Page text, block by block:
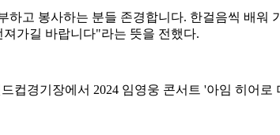
고 봉사하는 분들 존경합니다. 한걸음씩 배
가길 바랍니다"라는 뜻을 전했다.
컵경기장에서 2024 임영웅 콘서트 '아임 히어